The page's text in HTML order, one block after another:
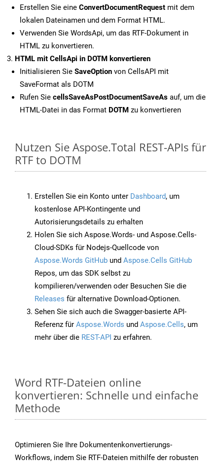
Erstellen Sie eine ConvertDocumentRequest mit dem
lokalen Dateinamen und dem Format HTML.
Verwenden Sie WordsApi, um das RTF-Dokument in
HTML zu konvertieren.
HTML mit CellsApi in DOTM konvertieren
Initialisieren Sie SaveOption von CellsAPI mit
SaveFormat als DOTM
Rufen Sie cellsSaveAsPostDocumentSaveAs auf, um die
HTML-Datei in das Format DOTM zu konvertieren
Nutzen Sie Aspose.Total REST-APIs für
RTF to DOTM
Erstellen Sie ein Konto unter Dashboard, um
kostenlose API-Kontingente und
Autorisierungsdetails zu erhalten
Holen Sie sich Aspose.Words- und Aspose.Cells-
Cloud-SDKs für Nodejs-Quellcode von
Aspose.Words GitHub und Aspose.Cells GitHub
Repos, um das SDK selbst zu
kompilieren/verwenden oder Besuchen Sie die
Releases für alternative Download-Optionen.
Sehen Sie sich auch die Swagger-basierte API-
Referenz für Aspose.Words und Aspose.Cells, um
mehr über die REST-API zu erfahren.
Word RTF-Dateien online
konvertieren: Schnelle und einfache
Methode
Optimieren Sie Ihre Dokumentenkonvertierungs-
Workflows, indem Sie RTF-Dateien mithilfe der robusten